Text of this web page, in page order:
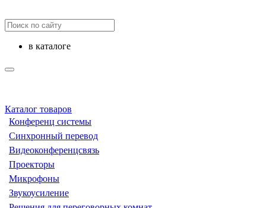
в каталоге
Каталог товаров
Конференц системы
Синхронный перевод
Видеоконференцсвязь
Проекторы
Микрофоны
Звукоусиление